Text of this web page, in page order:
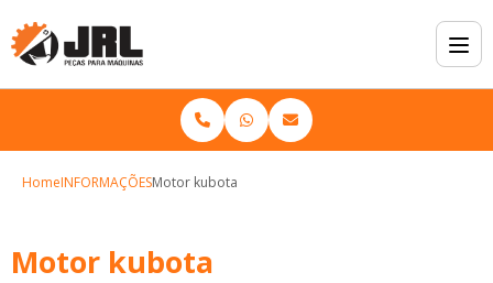
HomeINFORMAÇÕESMotor kubota
Motor kubota